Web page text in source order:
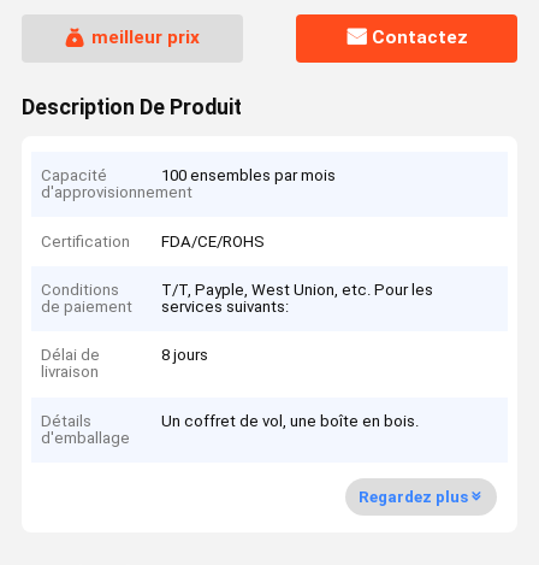
meilleur prix Contactez
Description De Produit
Capacité
d'approvisionnement
100 ensembles par mois
Certification FDA/CE/ROHS
Conditions
de paiement
T/T, Payple, West Union, etc. Pour les
services suivants:
Délai de
livraison
8 jours
Détails
d'emballage
Un coffret de vol, une boîte en bois.
Regardez plus